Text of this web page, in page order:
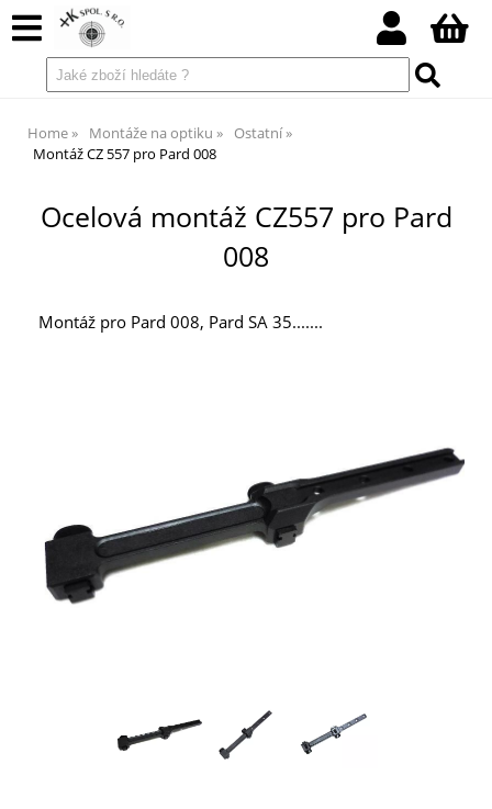
Home Montáže na optiku
Ostatní
Montáž CZ 557 pro Pard 008
Ocelová montáž CZ557 pro Pard
008
Montáž pro Pard 008, Pard SA 35.......